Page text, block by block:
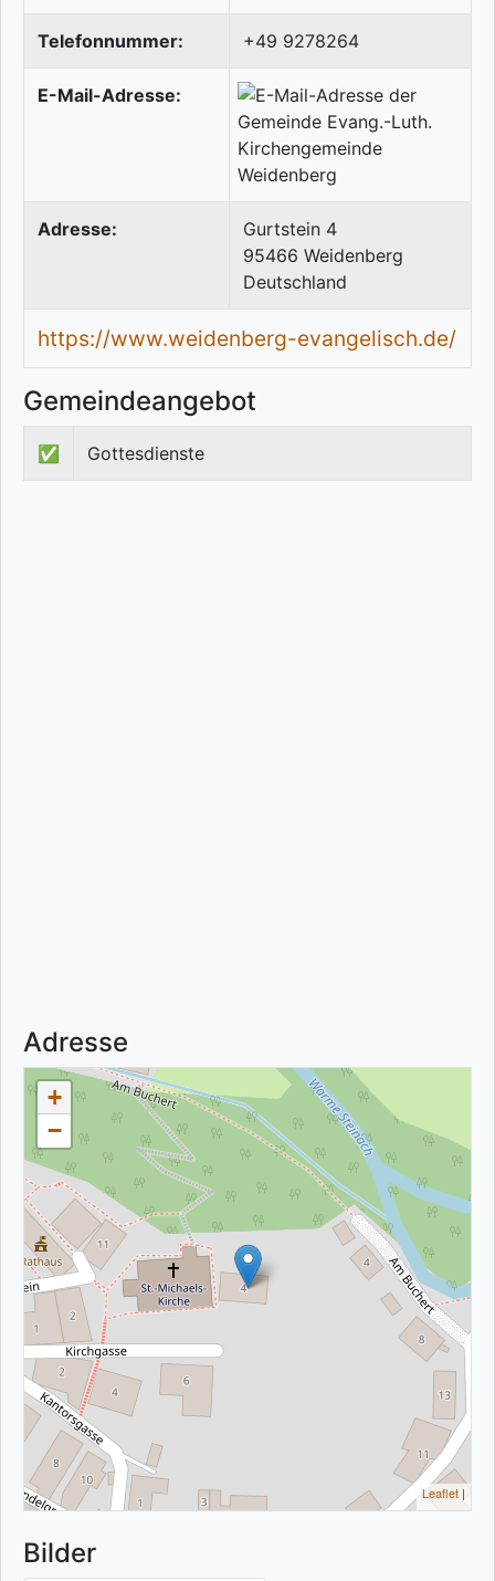
Telefonnummer: +49 9278264
E-Mail-Adresse:
Adresse:
Gurtstein 4
95466 Weidenberg
Deutschland
https://www.weidenberg-evangelisch.de/
Gemeindeangebot
✅ Gottesdienste
Adresse
+
−
Leaflet |
Bilder